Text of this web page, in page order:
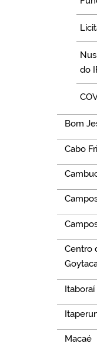
do
Bom
Cabo
Centro
Itaboraí
Macaé